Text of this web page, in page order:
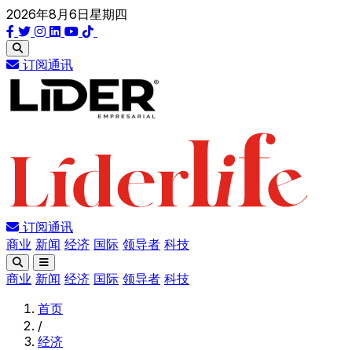
2026年8月6日星期四
订阅通讯
订阅通讯
商业 新闻 经济 国际 领导者 科技
商业 新闻 经济 国际 领导者 科技
首页
/
经济